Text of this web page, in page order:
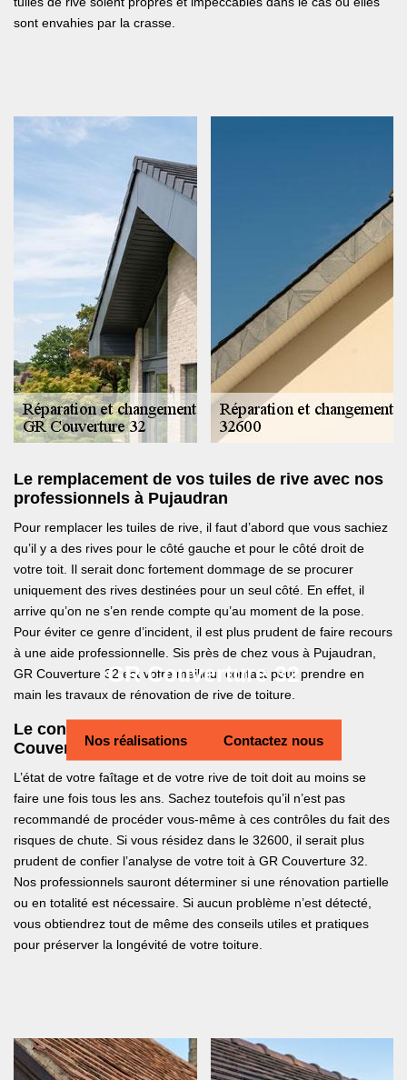
GR Couverture 32
Nos réalisations Contactez nous
sont envahies par la crasse.
Le remplacement de vos tuiles de rive avec nos
professionnels à Pujaudran
Pour remplacer les tuiles de rive, il faut d’abord que vous sachiez
qu’il y a des rives pour le côté gauche et pour le côté droit de
votre toit. Il serait donc fortement dommage de se procurer
uniquement des rives destinées pour un seul côté. En effet, il
arrive qu’on ne s’en rende compte qu’au moment de la pose.
Pour éviter ce genre d’incident, il est plus prudent de faire recours
à une aide professionnelle. Sis près de chez vous à Pujaudran,
GR Couverture 32 est votre meilleur contact pour prendre en
main les travaux de rénovation de rive de toiture.
Le contrôle de votre rive de toit avec GR
Couverture 32
L’état de votre faîtage et de votre rive de toit doit au moins se
faire une fois tous les ans. Sachez toutefois qu’il n’est pas
recommandé de procéder vous-même à ces contrôles du fait des
risques de chute. Si vous résidez dans le 32600, il serait plus
prudent de confier l’analyse de votre toit à GR Couverture 32.
Nos professionnels sauront déterminer si une rénovation partielle
ou en totalité est nécessaire. Si aucun problème n’est détecté,
vous obtiendrez tout de même des conseils utiles et pratiques
pour préserver la longévité de votre toiture.